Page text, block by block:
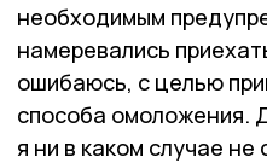
необходимым
намеревались
ошибаюсь, с целью
способа омоложения.
я ни в каком случае